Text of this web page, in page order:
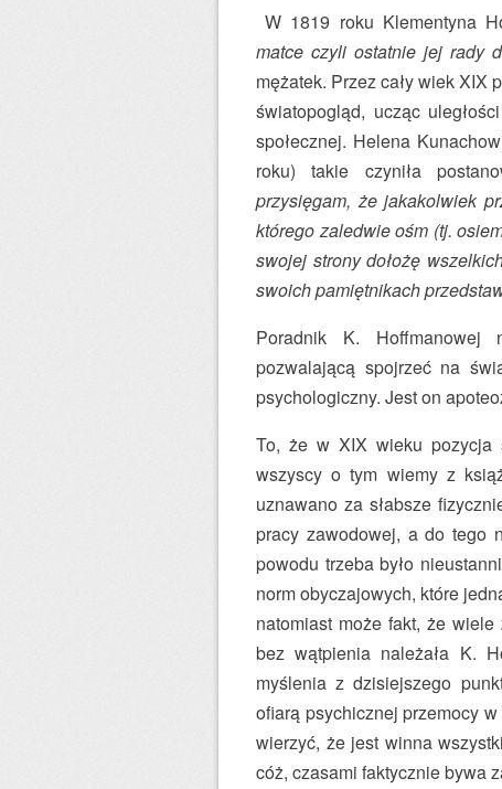
W 1819 roku Klementyna
matce czyli ostatnie jej rady
mężatek. Przez cały wiek XIX
światopogląd, ucząc
społecznej. Helena
roku) takie czyniła
przysięgam, że jakakolwiek
którego zaledwie ośm (tj.
swojej strony dołożę
swoich pamiętnikach
Poradnik K. Hoffmanowej
pozwalającą spojrzeć na
psychologiczny. Jest on
To, że w XIX wieku pozycja
wszyscy o tym wiemy z
uznawano za słabsze
pracy zawodowej, a do tego
powodu trzeba było
norm obyczajowych, które
natomiast może fakt, że
bez wątpienia należała K.
myślenia z dzisiejszego
ofiarą psychicznej przemocy
wierzyć, że jest winna
cóż, czasami faktycznie bywa